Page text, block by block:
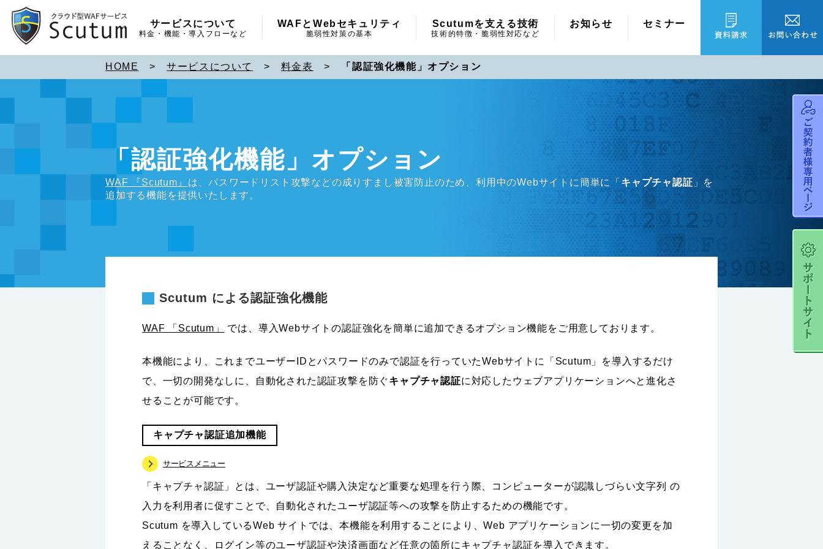
サービスについて
料金・機能・導入フローなど
WAFとWebセキュリティ
脆弱性対策の基本
Scutumを支える技術
技術的特徴・脆弱性対応など
お知らせ セミナー
HOME >サービスについて > 料金表 > 「認証強化機能」オプション
「認証強化機能」オプション
WAF 『Scutum』 は、パスワードリスト攻撃などの成りすまし被害防止のため、利用中のWebサイトに簡単に「 キャプチャ認証 」を
追加する機能を提供いたします。
Scutum による認証強化機能
WAF 「Scutum」 では、導入Webサイトの認証強化を簡単に追加できるオプション機能をご用意しております。
本機能により、これまでユーザーIDとパスワードのみで認証を行っていたWebサイトに「Scutum」を導入するだけ
で、一切の開発なしに、自動化された認証攻撃を防ぐキャプチャ認証に対応したウェブアプリケーションへと進化さ
せることが可能です。
キャプチャ認証追加機能
サービスメニュー
「キャプチャ認証」とは、ユーザ認証や購入決定など重要な処理を行う際、コンピューターが認識しづらい文字列 の
入力を利用者に促すことで、自動化されたユーザ認証等への攻撃を防止するための機能です。
Scutum を導入しているWeb サイトでは、本機能を利用することにより、Web アプリケーションに一切の変更を加
えることなく、ログイン等のユーザ認証や決済画面など任意の箇所にキャプチャ認証を導入できます。